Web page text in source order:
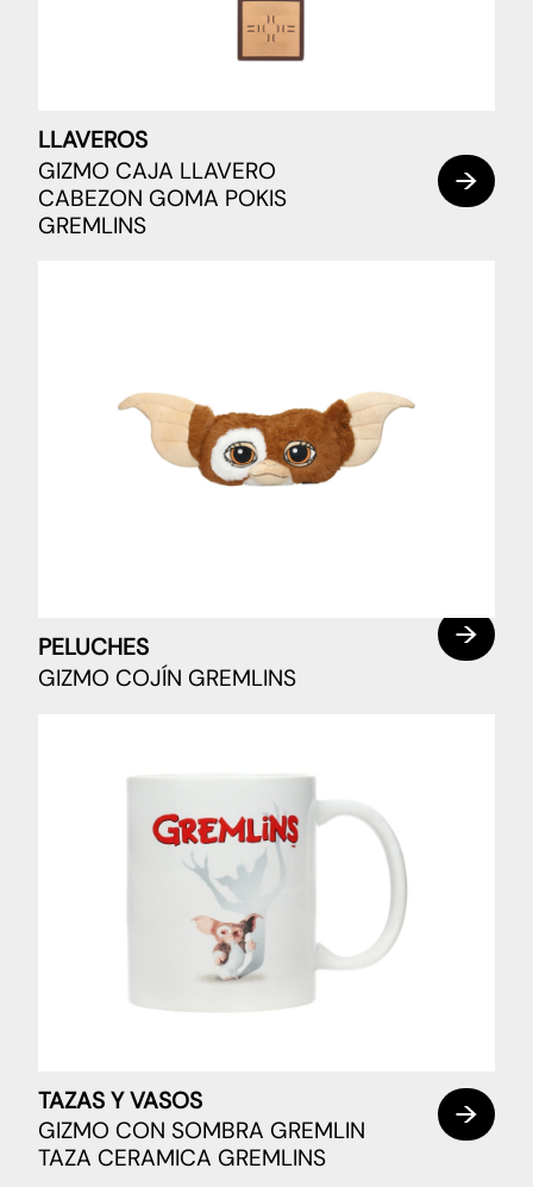
LLAVEROS
GIZMO CAJA LLAVERO
CABEZON GOMA POKIS
GREMLINS
PELUCHES
GIZMO COJÍN GREMLINS
TAZAS Y VASOS
GIZMO CON SOMBRA GREMLIN
TAZA CERAMICA GREMLINS